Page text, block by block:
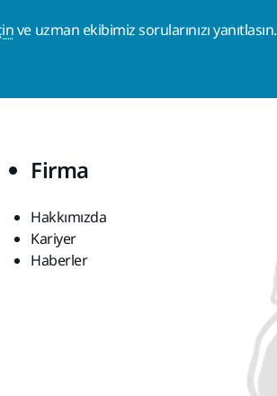
ve uzman ekibimiz sorularınızı yanıtlasın.
Firma
Hakkımızda
Kariyer
Haberler